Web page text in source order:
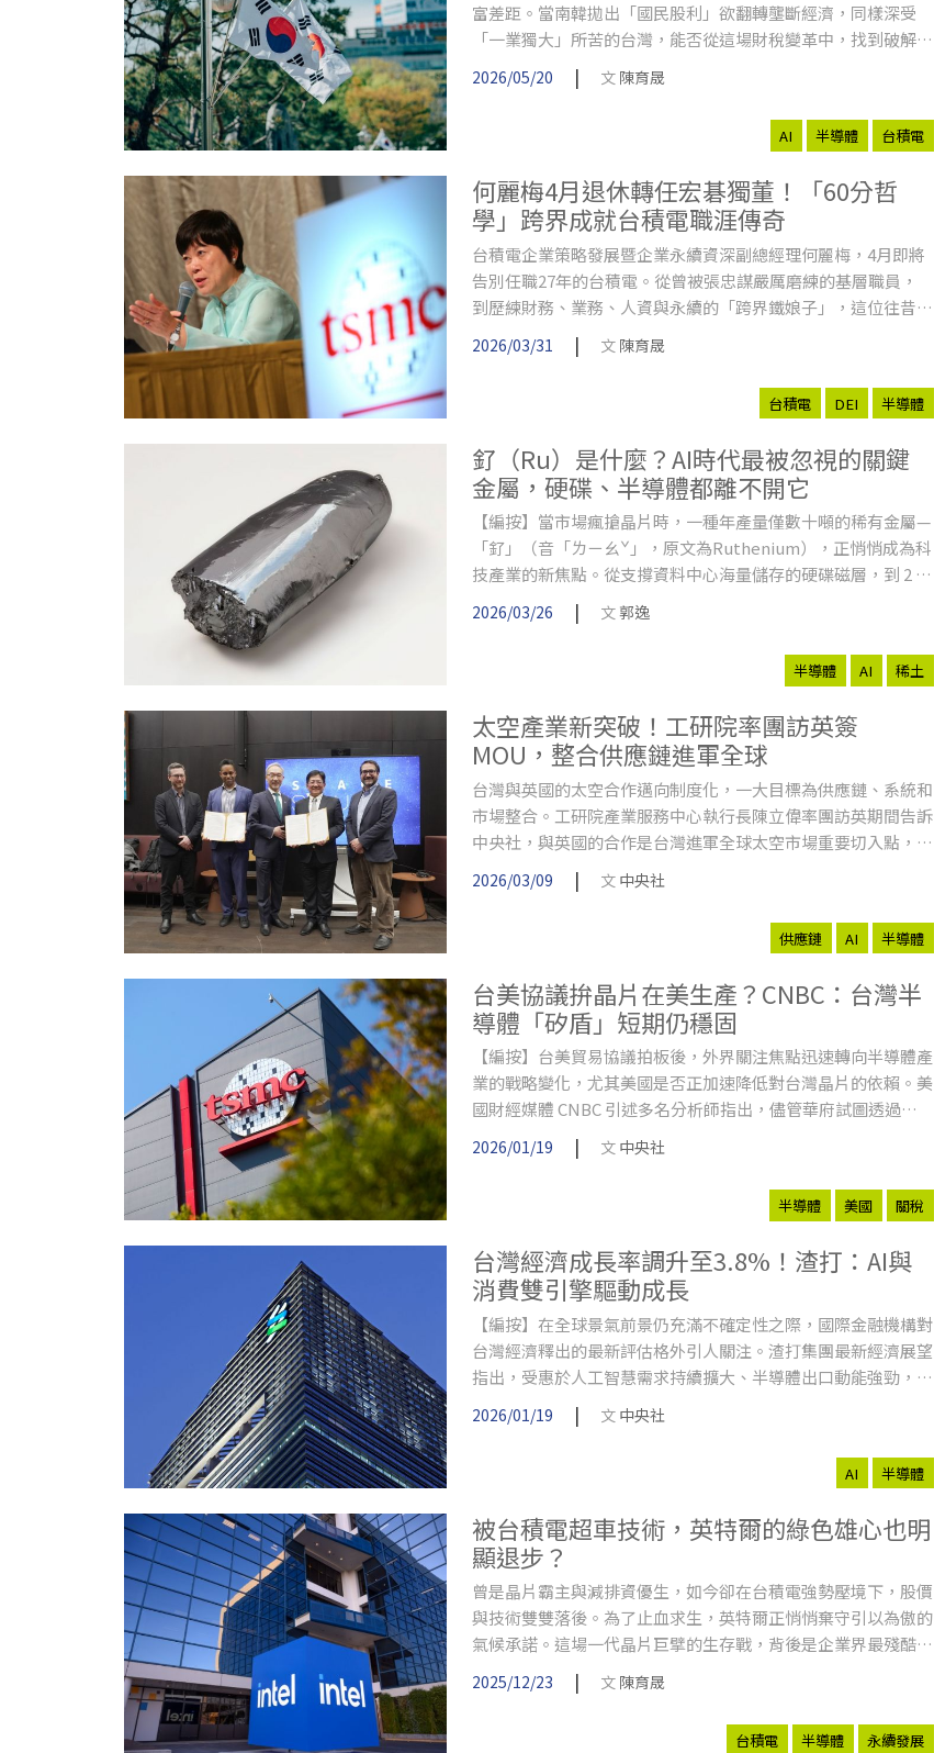
富差距。當南韓拋出「國民股利」欲翻轉壟斷經濟，同樣深受
「一業獨大」所苦的台灣，能否從這場財稅變革中，找到破解社
會分化的關鍵解方？
2026/05/20 | 文 陳育晟
AI 半導體 台積電
何麗梅4月退休轉任宏碁獨董！「60分哲
學」跨界成就台積電職涯傳奇
台積電企業策略發展暨企業永續資深副總經理何麗梅，4月即將
告別任職27年的台積電。從曾被張忠謀嚴厲磨練的基層職員，
到歷練財務、業務、人資與永續的「跨界鐵娘子」，這位往昔的
台積大掌櫃如何打破性別、學歷等刻板印象，在半導體產業中闖
出一條路？
2026/03/31 | 文 陳育晟
台積電 DEI 半導體
釕（Ru）是什麼？AI時代最被忽視的關鍵
金屬，硬碟、半導體都離不開它
【編按】當市場瘋搶晶片時，一種年產量僅數十噸的稀有金屬—
「釕」（音「ㄌㄧㄠˇ」，原文為Ruthenium），正悄悄成為科
技產業的新焦點。從支撐資料中心海量儲存的硬碟磁層，到 2 奈
米先進製程的電阻解方，釕已成為不可或缺的戰略資源。然而，
這個年產量僅數十噸的鉑族金屬，90% 以上來自南非，一旦供
應中斷，將直接衝擊全球硬碟、半導體與資料中心建設。對企業
而言，這不只是採購問題，更是供應鏈韌性與 ESG 風險管理的
2026/03/26 | 文郭逸
半導體 AI 稀土
太空產業新突破！工研院率團訪英簽
MOU，整合供應鏈進軍全球
台灣與英國的太空合作邁向制度化，一大目標為供應鏈、系統和
市場整合。工研院產業服務中心執行長陳立偉率團訪英期間告訴
中央社，與英國的合作是台灣進軍全球太空市場重要切入點，工
研院在其中扮演樞紐。
2026/03/09 | 文 中央社
供應鏈 AI 半導體
台美協議拚晶片在美生產？CNBC：台灣半
導體「矽盾」短期仍穩固
【編按】台美貿易協議拍板後，外界關注焦點迅速轉向半導體產
業的戰略變化，尤其美國是否正加速降低對台灣晶片的依賴。美
國財經媒體 CNBC 引述多名分析師指出，儘管華府試圖透過擴
產與政策誘因強化本土晶片供應，但在最先進製程與工程人才短
期難以複製的現實下，台灣在全球半導體供應鏈中的關鍵地位，
2026/01/19 | 文 中央社
半導體 美國 關稅
台灣經濟成長率調升至3.8%！渣打：AI與
消費雙引擎驅動成長
【編按】在全球景氣前景仍充滿不確定性之際，國際金融機構對
台灣經濟釋出的最新評估格外引人關注。渣打集團最新經濟展望
指出，受惠於人工智慧需求持續擴大、半導體出口動能強勁，以
及提前出貨與消費回溫效應，台灣經濟成長動能優於原先預期，
成為亞洲主要經濟體中表現相對亮眼的一員。
2026/01/19 | 文 中央社
AI 半導體
被台積電超車技術，英特爾的綠色雄心也明
顯退步？
曾是晶片霸主與減排資優生，如今卻在台積電強勢壓境下，股價
與技術雙雙落後。為了止血求生，英特爾正悄悄棄守引以為傲的
氣候承諾。這場一代晶片巨擘的生存戰，背後是企業界最殘酷的
潛規則：當利潤亮紅燈，永續是否註定成為犧牲品？
2025/12/23 | 文 陳育晟
台積電 半導體 永續發展